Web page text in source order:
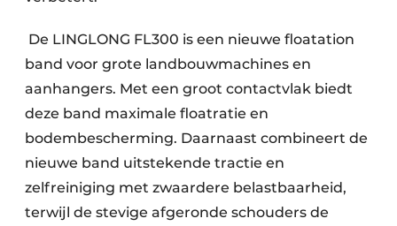
De LINGLONG FL300 is een nieuwe floatation
band voor grote landbouwmachines en
aanhangers. Met een groot contactvlak biedt
deze band maximale floatratie en
bodembescherming. Daarnaast combineert de
nieuwe band uitstekende tractie en
zelfreiniging met zwaardere belastbaarheid,
terwijl de stevige afgeronde schouders de